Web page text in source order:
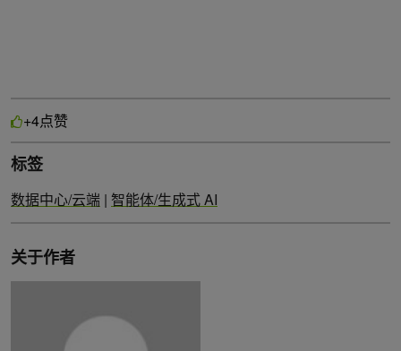
+4点赞
标签
数据中心/云端 | 智能体/生成式 AI
关于作者